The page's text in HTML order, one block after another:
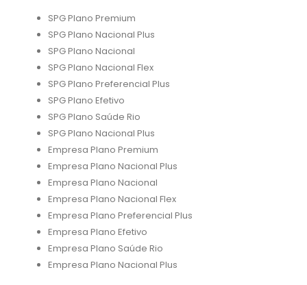
SPG Plano Premium
SPG Plano Nacional Plus
SPG Plano Nacional
SPG Plano Nacional Flex
SPG Plano Preferencial Plus
SPG Plano Efetivo
SPG Plano Saúde Rio
SPG Plano Nacional Plus
Empresa Plano Premium
Empresa Plano Nacional Plus
Empresa Plano Nacional
Empresa Plano Nacional Flex
Empresa Plano Preferencial Plus
Empresa Plano Efetivo
Empresa Plano Saúde Rio
Empresa Plano Nacional Plus